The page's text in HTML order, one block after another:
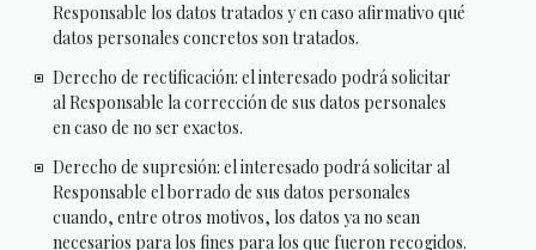
Responsable los datos tratados y en caso afirmativo qué
datos personales concretos son tratados.
Derecho de rectificación: el interesado podrá solicitar
al Responsable la corrección de sus datos personales
en caso de no ser exactos.
Derecho de supresión: el interesado podrá solicitar al
Responsable el borrado de sus datos personales
cuando, entre otros motivos, los datos ya no sean
necesarios para los fines para los que fueron recogidos.